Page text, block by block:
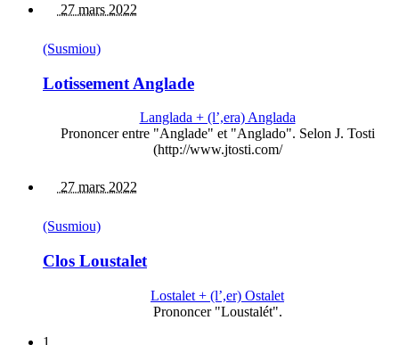
27 mars 2022
(Susmiou)
Lotissement Anglade
Langlada + (l’,era) Anglada
Prononcer entre "Anglade" et "Anglado". Selon J. Tosti
(http://www.jtosti.com/
27 mars 2022
(Susmiou)
Clos Loustalet
Lostalet + (l’,er) Ostalet
Prononcer "Loustalét".
1